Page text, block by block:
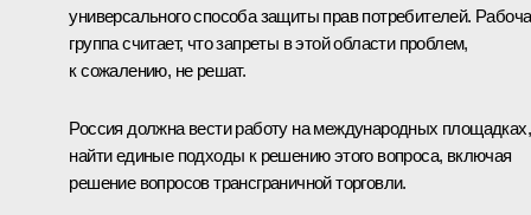
универсального способа защиты прав потребителей.
группа считает, что запреты в этой области проблем,
к сожалению, не решат.
Россия должна вести работу на международных площадках,
найти единые подходы к решению этого вопроса, включая
решение вопросов трансграничной торговли.